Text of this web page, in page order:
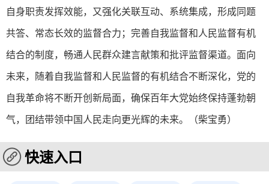
自身职责发挥效能，又强化关联互动、系统集成，形成同题
共答、常态长效的监督合力；完善自我监督和人民监督有机
结合的制度，畅通人民群众建言献策和批评监督渠道。面向
未来，随着自我监督和人民监督的有机结合不断深化，党的
自我革命将不断开创新局面，确保百年大党始终保持蓬勃朝
气，团结带领中国人民走向更光辉的未来。（柴宝勇）
快速入口